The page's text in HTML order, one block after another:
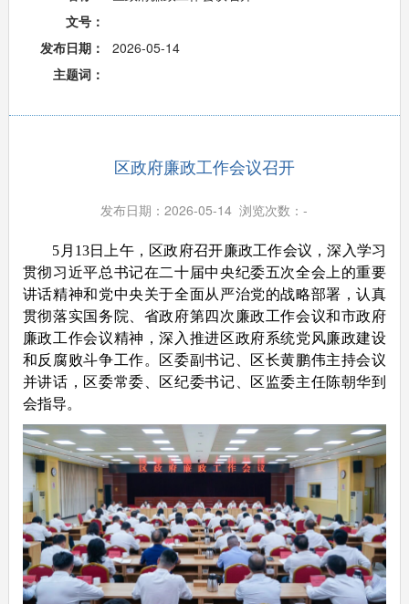
文号：
发布日期：
2026-05-14
主题词：
区政府廉政工作会议召开
发布日期：2026-05-14 浏览次数：-
5月13日上午，区政府召开廉政工作会议，深入学习
贯彻习近平总书记在二十届中央纪委五次全会上的重要
讲话精神和党中央关于全面从严治党的战略部署，认真
贯彻落实国务院、省政府第四次廉政工作会议和市政府
廉政工作会议精神，深入推进区政府系统党风廉政建设
和反腐败斗争工作。区委副书记、区长黄鹏伟主持会议
并讲话，区委常委、区纪委书记、区监委主任陈朝华到
会指导。